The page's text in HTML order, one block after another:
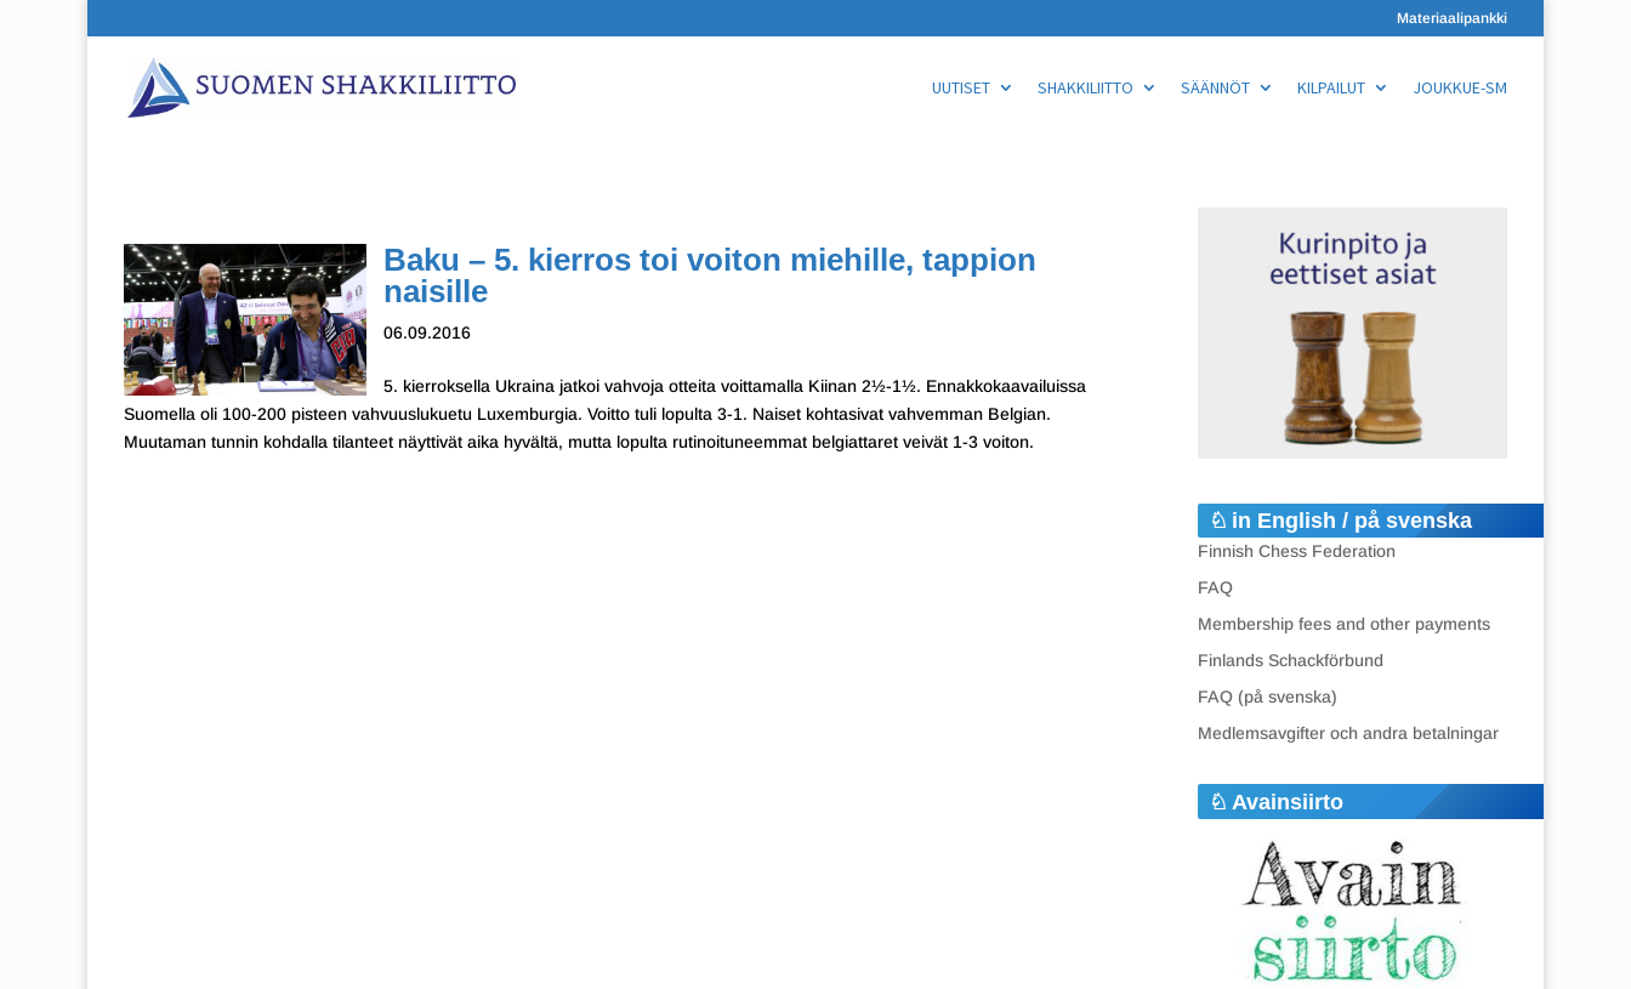
Materiaalipankki
UUTISET SHAKKILIITTO SÄÄNNÖT KILPAILUT JOUKKUE-SM
Baku – 5. kierros toi voiton miehille, tappion
naisille
06.09.2016
5. kierroksella Ukraina jatkoi vahvoja otteita voittamalla Kiinan 2½-1½. Ennakkokaavailuissa
Suomella oli 100-200 pisteen vahvuuslukuetu Luxemburgia. Voitto tuli lopulta 3-1. Naiset kohtasivat vahvemman Belgian.
Muutaman tunnin kohdalla tilanteet näyttivät aika hyvältä, mutta lopulta rutinoituneemmat belgiattaret veivät 1-3 voiton.
in English / på svenska
Finnish Chess Federation
FAQ
Membership fees and other payments
Finlands Schackförbund
FAQ (på svenska)
Medlemsavgifter och andra betalningar
Avainsiirto